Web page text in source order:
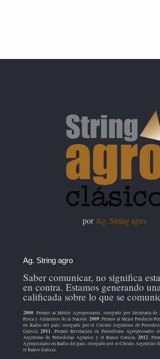
porAg. String agro.
Ag. String agro
Saber comunicar, no significa
en contra. Estamos generando
calificada sobre lo que se
2000. Premio al Mérito Agropecuario; otorgado por Secretaría de
Pesca y Alimentos de la Nación. 2009. Premio al Mejor Producto
en Radio del país; otorgado por el Círculo Argentino de
Galicia.2011. Premio Revelación en Periodismo Agropecuario;
Argentino de Periodistas Agrarios y el Banco Galicia. 2012.
Agropecuario en Radio del país; otorgado por el Círculo Argentino
el Banco Galicia.